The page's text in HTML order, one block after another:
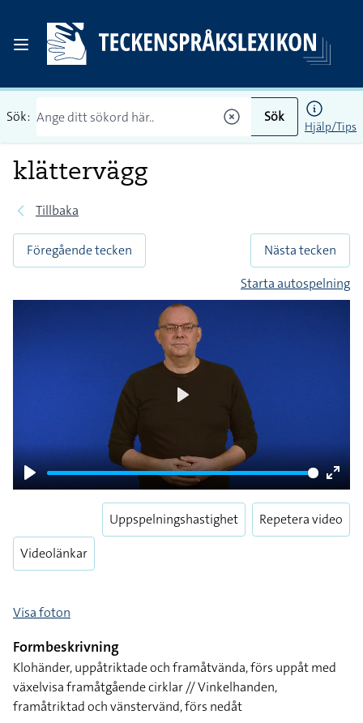
Sök: Sök
Hjälp/Tips
klättervägg
Tillbaka
Föregående tecken
Nästa tecken
Starta autospelning
Play
Enter
Videolänkar
Uppspelningshastighet Repetera video
Visa foton
Formbeskrivning
Klohänder, uppåtriktade och framåtvända, förs uppåt med
växelvisa framåtgående cirklar // Vinkelhanden,
framåtriktad och vänstervänd, förs nedåt